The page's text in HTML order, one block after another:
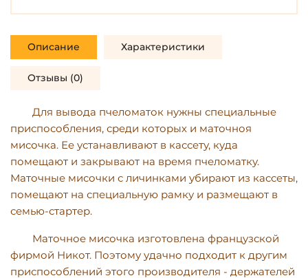
Описание Характеристики
Отзывы (0)
Для вывода пчеломаток нужны специальные
приспособления, среди которых и маточноя
мисочка. Ее устанавливают в кассету, куда
помещают и закрывают на время пчеломатку.
Маточные мисочки с личинками убирают из кассеты,
помещают на специальную рамку и размещают в
семью-стартер.
Маточное мисочка изготовлена ​​французской
фирмой Никот. Поэтому удачно подходит к другим
приспособлений этого производителя - держателей